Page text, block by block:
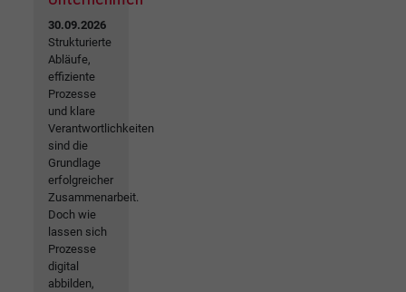
30.09.2026
Strukturierte
Abläufe,
effiziente
Prozesse
und klare
Verantwortlichkeiten
sind die
Grundlage
erfolgreicher
Zusammenarbeit.
Doch wie
lassen sich
Prozesse
digital
abbilden,